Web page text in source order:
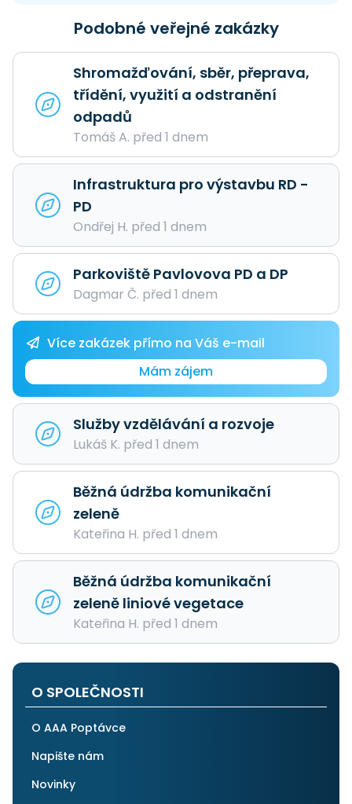
Podobné veřejné zakázky
Shromažďování, sběr, přeprava,
třídění, využití a odstranění
odpadů
Tomáš A. před 1 dnem
Infrastruktura pro výstavbu RD -
PD
Ondřej H. před 1 dnem
Parkoviště Pavlovova PD a DP
Dagmar Č. před 1 dnem
Více zakázek přímo na Váš e-mail
Mám zájem
Služby vzdělávání a rozvoje
Lukáš K. před 1 dnem
Běžná údržba komunikační
zeleně
Kateřina H. před 1 dnem
Běžná údržba komunikační
zeleně liniové vegetace
Kateřina H. před 1 dnem
O SPOLEČNOSTI
O AAA Poptávce
Napište nám
Novinky